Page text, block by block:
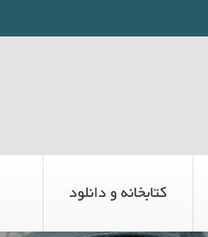
کتابخانه و دانلود